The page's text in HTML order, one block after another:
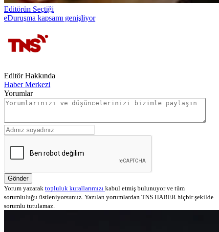
Editörün Seçtiği
eDuruşma kapsamı genişliyor
Editör Hakkında
Haber Merkezi
Yorumlar
Gönder
Yorum yazarak topluluk kurallarımızı kabul etmiş bulunuyor ve tüm
sorumluluğu üstleniyorsunuz. Yazılan yorumlardan TNS HABER hiçbir şekilde
sorumlu tutulamaz.